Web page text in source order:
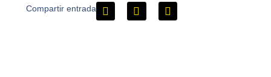
Compartir entrada